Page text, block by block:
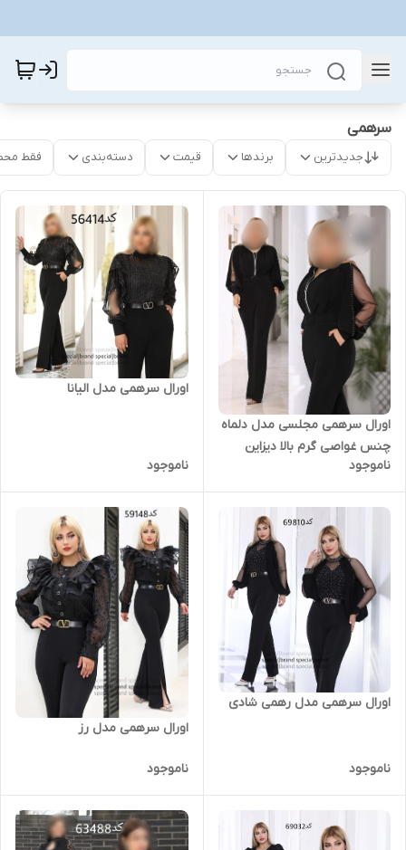
سرهمی
جدیدترین برندها قیمت دسته‌بندی فقط
اورال سرهمی مجلسی مدل دلماه
چنس غواصی گرم بالا دیزاین
شده با نگین و مروارید دوخت
وپارچه کیفیت تضمینی
ناموجود
اورال سرهمی مدل الیانا
ناموجود
اورال سرهمی مدل رهمی شادی
ناموجود
اورال سرهمی مدل رز
ناموجود